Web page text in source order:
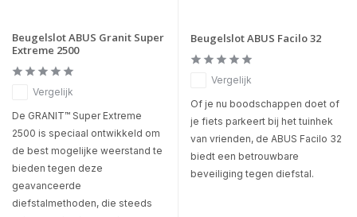
Beugelslot ABUS Granit Super
Extreme 2500
Vergelijk
De GRANIT™ Super Extreme
2500 is speciaal ontwikkeld om
de best mogelijke weerstand te
bieden tegen deze
geavanceerde
diefstalmethoden, die steeds
Beugelslot ABUS Facilo 32
Vergelijk
Of je nu boodschappen doet of
je fiets parkeert bij het tuinhek
van vrienden, de ABUS Facilo 32
biedt een betrouwbare
beveiliging tegen diefstal.